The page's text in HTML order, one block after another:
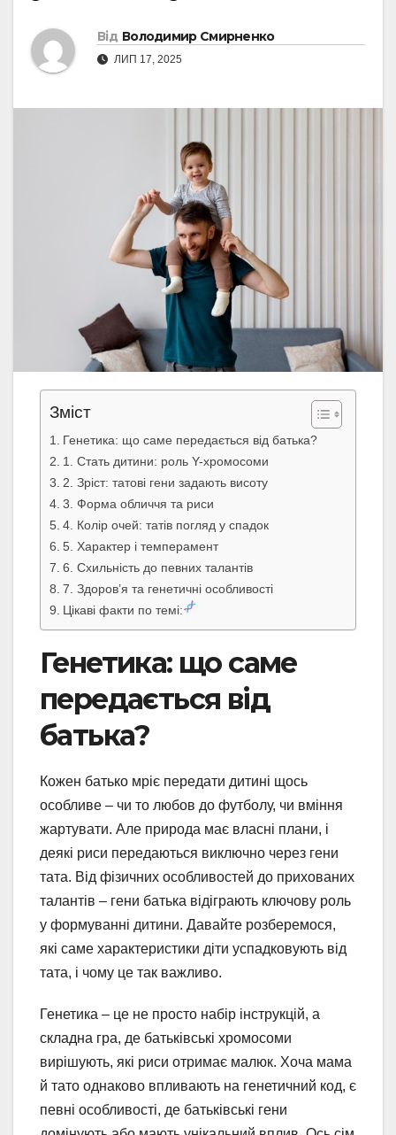
Від Володимир Смирненко
ЛИП 17, 2025
Зміст
Генетика: що саме передається від батька?
1. Стать дитини: роль Y-хромосоми
2. Зріст: татові гени задають висоту
3. Форма обличчя та риси
4. Колір очей: татів погляд у спадок
5. Характер і темперамент
6. Схильність до певних талантів
7. Здоров’я та генетичні особливості
Цікаві факти по темі:
Генетика: що саме
передається від
батька?
Кожен батько мріє передати дитині щось
особливе – чи то любов до футболу, чи вміння
жартувати. Але природа має власні плани, і
деякі риси передаються виключно через гени
тата. Від фізичних особливостей до прихованих
талантів – гени батька відіграють ключову роль
у формуванні дитини. Давайте розберемося,
які саме характеристики діти успадковують від
тата, і чому це так важливо.
Генетика – це не просто набір інструкцій, а
складна гра, де батьківські хромосоми
вирішують, які риси отримає малюк. Хоча мама
й тато однаково впливають на генетичний код, є
певні особливості, де батьківські гени